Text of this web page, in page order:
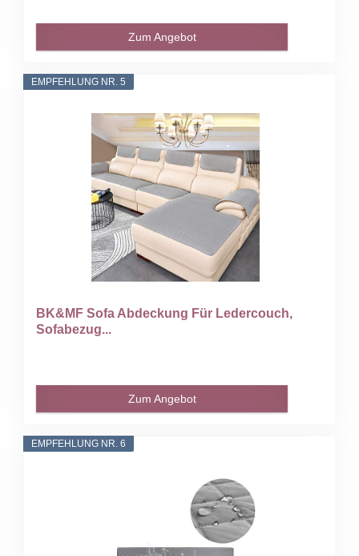
Zum Angebot
EMPFEHLUNG NR. 5
BK&MF Sofa Abdeckung Für Ledercouch,
Sofabezug...
Zum Angebot
EMPFEHLUNG NR. 6